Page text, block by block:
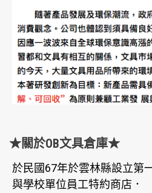
★關於OB文具倉庫★
於民國67年於雲林縣設立第
與學校單位員工特約商店．